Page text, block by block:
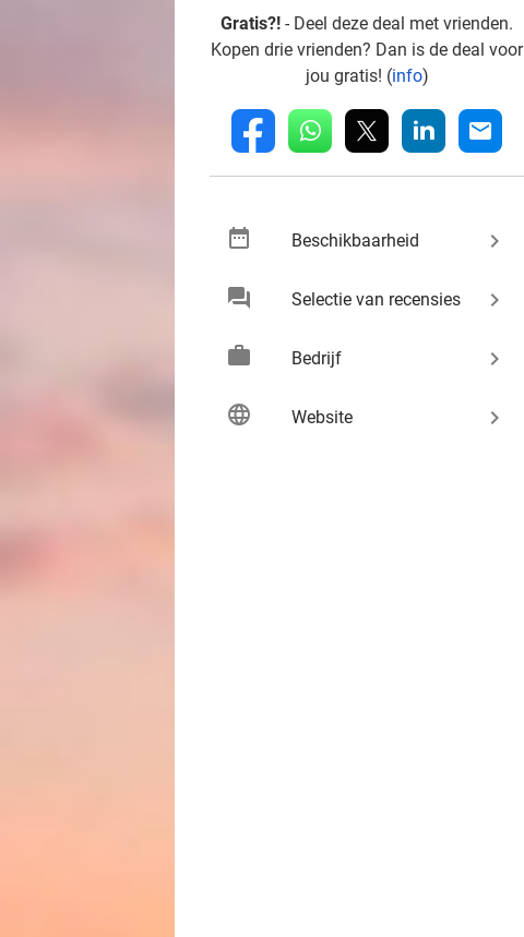
Gratis?! - Deel deze deal met vrienden.
Kopen drie vrienden? Dan is de deal voor
jou gratis! (info)
fb whatsapp linkedin mail
date_range Beschikbaarheid keyboard_arrow_right
chat Selectie van recensies keyboard_arrow_right
work Bedrijf keyboard_arrow_right
language Website keyboard_arrow_right